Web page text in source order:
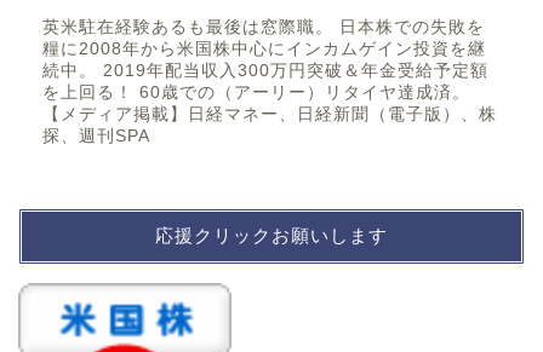
英米駐在経験あるも最後は窓際職。 日本株での失敗を
糧に2008年から米国株中心にインカムゲイン投資を継
続中。 2019年配当収入300万円突破＆年金受給予定額
を上回る！ 60歳での（アーリー）リタイヤ達成済。
【メディア掲載】日経マネー、日経新聞（電子版）、株
探、週刊SPA
応援クリックお願いします